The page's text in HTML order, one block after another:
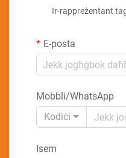
Ir-rappreżentant
E-posta
Mobbli/WhatsApp
Kodiċi
Isem